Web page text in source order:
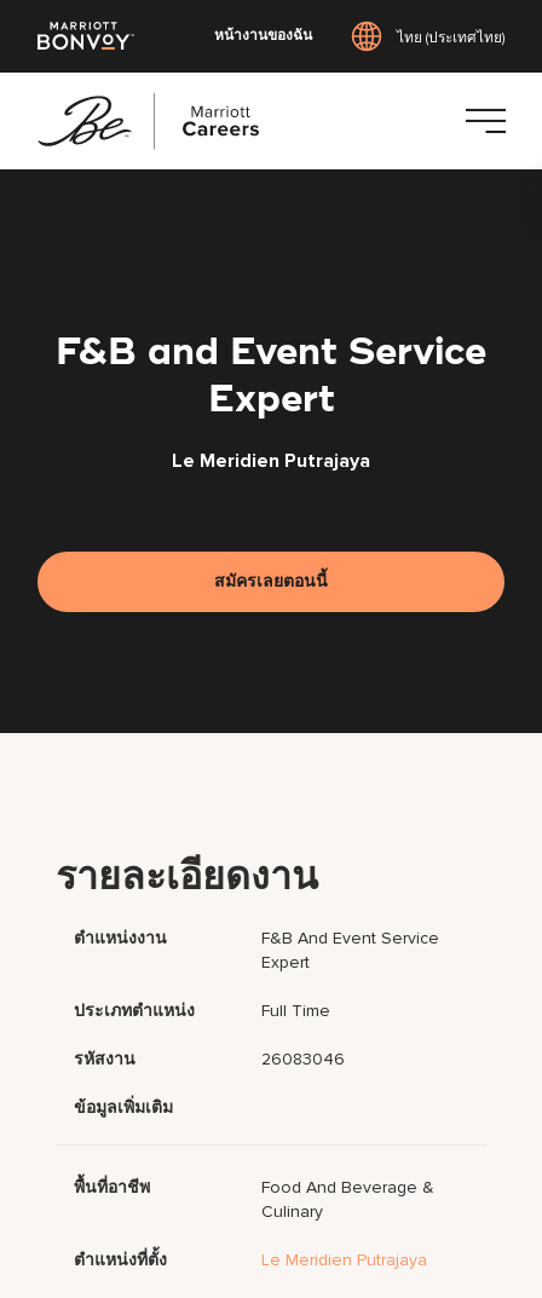
หน้างานของฉัน ไทย (ประเทศไทย)
F&B and Event Service
Expert
Le Meridien Putrajaya
สมัครเลยตอนนี้
รายละเอียดงาน
ตำแหน่งงาน
F&B And Event Service
Expert
ประเภทตำแหน่ง Full Time
รหัสงาน 26083046
ข้อมูลเพิ่มเติม
พื้นที่อาชีพ
Food And Beverage &
Culinary
ตำแหน่งที่ตั้ง Le Meridien Putrajaya